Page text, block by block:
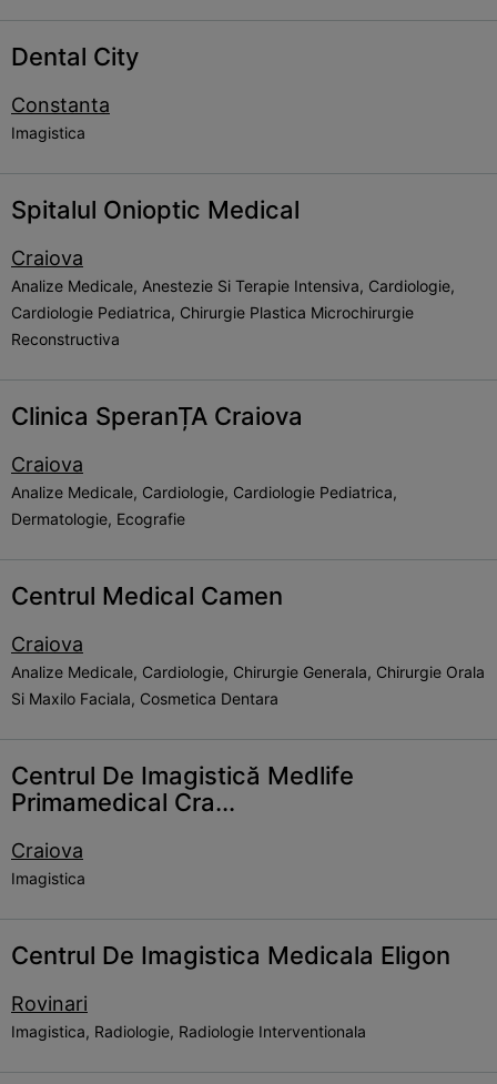
Dental City
Constanta
Imagistica
Spitalul Onioptic Medical
Craiova
Analize Medicale, Anestezie Si Terapie Intensiva, Cardiologie,
Cardiologie Pediatrica, Chirurgie Plastica Microchirurgie
Reconstructiva
Clinica SperanȚA Craiova
Craiova
Analize Medicale, Cardiologie, Cardiologie Pediatrica,
Dermatologie, Ecografie
Centrul Medical Camen
Craiova
Analize Medicale, Cardiologie, Chirurgie Generala, Chirurgie Orala
Si Maxilo Faciala, Cosmetica Dentara
Centrul De Imagistică Medlife
Primamedical Cra...
Craiova
Imagistica
Centrul De Imagistica Medicala Eligon
Rovinari
Imagistica, Radiologie, Radiologie Interventionala